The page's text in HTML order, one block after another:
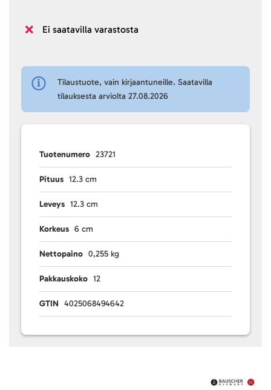
Ei saatavilla varastosta
Tilaustuote, vain kirjaantuneille. Saatavilla
tilauksesta arviolta 27.08.2026
Tuotenumero 23721
Pituus 12.3 cm
Leveys 12.3 cm
Korkeus 6 cm
Nettopaino 0,255 kg
Pakkauskoko 12
GTIN 4025068494642